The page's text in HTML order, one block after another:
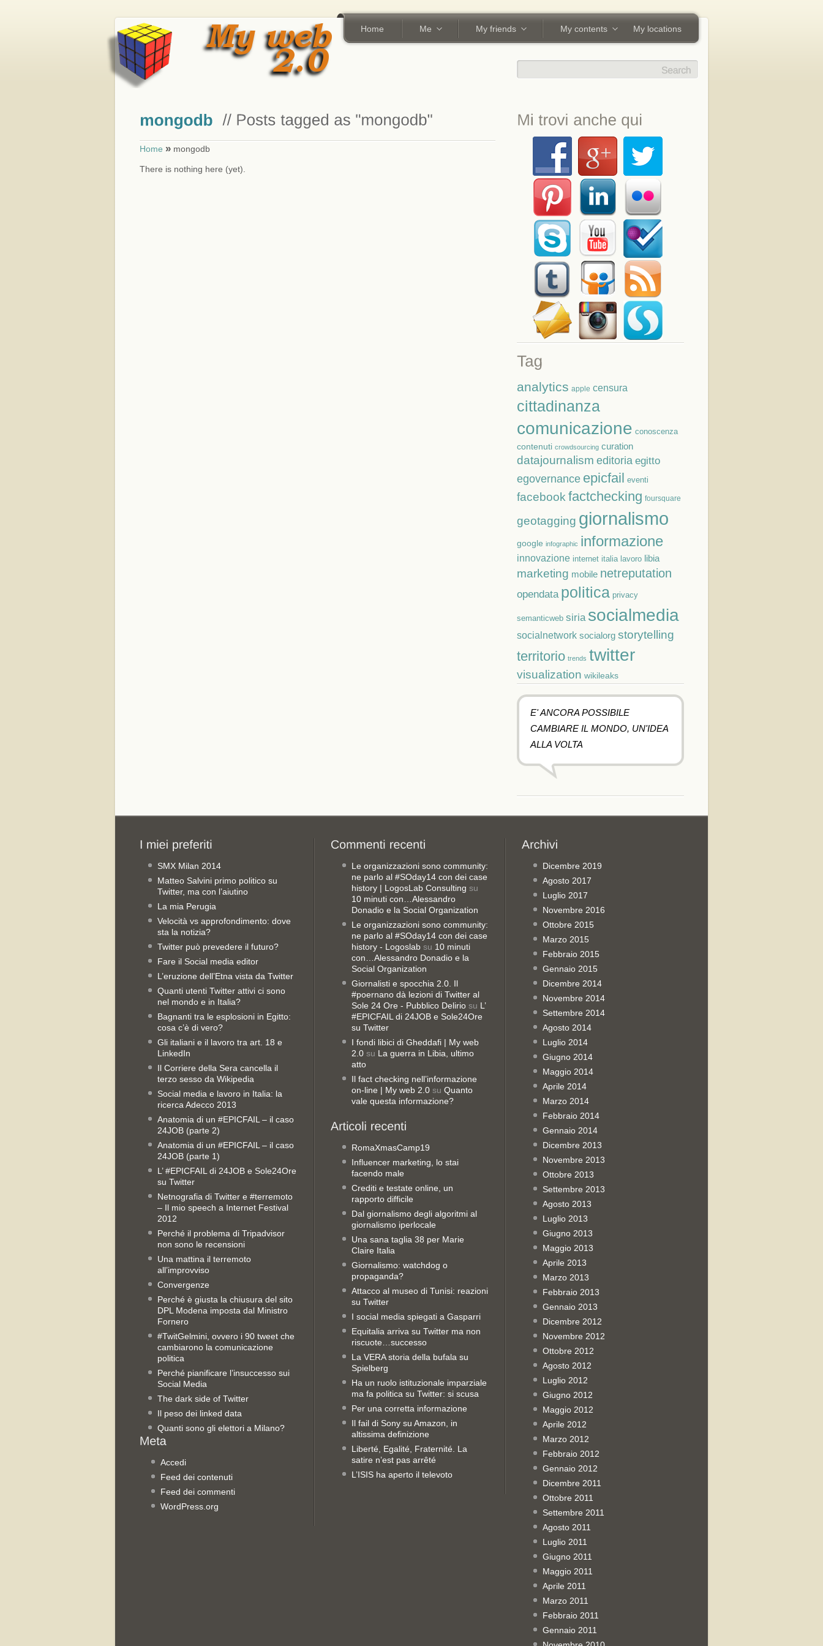
Home Me My friends My contents My locations
Home » mongodb
There is nothing here (yet).
analytics apple censura
cittadinanza
comunicazione conoscenza
contenuti crowdsourcing curation
datajournalism editoria egitto
egovernance epicfail eventi
facebook factchecking foursquare
geotagging giornalismo
google infographic informazione
innovazione internet italia lavoro libia
marketing mobile netreputation
opendata politica privacy
semanticweb siria socialmedia
socialnetwork socialorg storytelling
territorio trends twitter
visualization wikileaks
E' ANCORA POSSIBILE
CAMBIARE IL MONDO, UN'IDEA
ALLA VOLTA
SMX Milan 2014
Matteo Salvini primo politico su
Twitter, ma con l’aiutino
La mia Perugia
Velocità vs approfondimento: dove
sta la notizia?
Twitter può prevedere il futuro?
Fare il Social media editor
L’eruzione dell’Etna vista da Twitter
Quanti utenti Twitter attivi ci sono
nel mondo e in Italia?
Bagnanti tra le esplosioni in Egitto:
cosa c’è di vero?
Gli italiani e il lavoro tra art. 18 e
LinkedIn
Il Corriere della Sera cancella il
terzo sesso da Wikipedia
Social media e lavoro in Italia: la
ricerca Adecco 2013
Anatomia di un #EPICFAIL – il caso
24JOB (parte 2)
Anatomia di un #EPICFAIL – il caso
24JOB (parte 1)
L’ #EPICFAIL di 24JOB e Sole24Ore
su Twitter
Netnografia di Twitter e #terremoto
– Il mio speech a Internet Festival
2012
Perché il problema di Tripadvisor
non sono le recensioni
Una mattina il terremoto
all’improvviso
Convergenze
Perché è giusta la chiusura del sito
DPL Modena imposta dal Ministro
Fornero
#TwitGelmini, ovvero i 90 tweet che
cambiarono la comunicazione
politica
Perché pianificare l’insuccesso sui
Social Media
The dark side of Twitter
Il peso dei linked data
Quanti sono gli elettori a Milano?
Accedi
Feed dei contenuti
Feed dei commenti
WordPress.org
Le organizzazioni sono community:
ne parlo al #SOday14 con dei case
history | LogosLab Consulting su
10 minuti con…Alessandro
Donadio e la Social Organization
Le organizzazioni sono community:
ne parlo al #SOday14 con dei case
history - Logoslab su 10 minuti
con…Alessandro Donadio e la
Social Organization
Giornalisti e spocchia 2.0. Il
#poernano dà lezioni di Twitter al
Sole 24 Ore - Pubblico Delirio su L’
#EPICFAIL di 24JOB e Sole24Ore
su Twitter
I fondi libici di Gheddafi | My web
2.0 su La guerra in Libia, ultimo
atto
Il fact checking nell’informazione
on-line | My web 2.0 su Quanto
vale questa informazione?
RomaXmasCamp19
Influencer marketing, lo stai
facendo male
Crediti e testate online, un
rapporto difficile
Dal giornalismo degli algoritmi al
giornalismo iperlocale
Una sana taglia 38 per Marie
Claire Italia
Giornalismo: watchdog o
propaganda?
Attacco al museo di Tunisi: reazioni
su Twitter
I social media spiegati a Gasparri
Equitalia arriva su Twitter ma non
riscuote…successo
La VERA storia della bufala su
Spielberg
Ha un ruolo istituzionale imparziale
ma fa politica su Twitter: si scusa
Per una corretta informazione
Il fail di Sony su Amazon, in
altissima definizione
Liberté, Egalité, Fraternité. La
satire n’est pas arrêté
L’ISIS ha aperto il televoto
Dicembre 2019
Agosto 2017
Luglio 2017
Novembre 2016
Ottobre 2015
Marzo 2015
Febbraio 2015
Gennaio 2015
Dicembre 2014
Novembre 2014
Settembre 2014
Agosto 2014
Luglio 2014
Giugno 2014
Maggio 2014
Aprile 2014
Marzo 2014
Febbraio 2014
Gennaio 2014
Dicembre 2013
Novembre 2013
Ottobre 2013
Settembre 2013
Agosto 2013
Luglio 2013
Giugno 2013
Maggio 2013
Aprile 2013
Marzo 2013
Febbraio 2013
Gennaio 2013
Dicembre 2012
Novembre 2012
Ottobre 2012
Agosto 2012
Luglio 2012
Giugno 2012
Maggio 2012
Aprile 2012
Marzo 2012
Febbraio 2012
Gennaio 2012
Dicembre 2011
Ottobre 2011
Settembre 2011
Agosto 2011
Luglio 2011
Giugno 2011
Maggio 2011
Aprile 2011
Marzo 2011
Febbraio 2011
Gennaio 2011